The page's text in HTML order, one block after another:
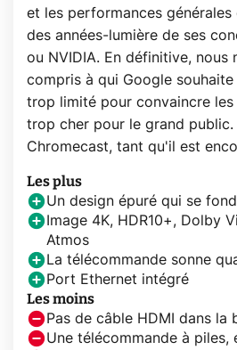
et les performances
des années-lumière de ses
ou NVIDIA. En définitive, nous
compris à qui Google
trop limité pour convaincre les
trop cher pour le grand
Chromecast, tant qu'il est
Les plus
Un design épuré qui se
Image 4K, HDR10+, Dolby
Atmos
La télécommande sonne
Port Ethernet intégré
Les moins
Pas de câble HDMI dans la
Une télécommande à piles,